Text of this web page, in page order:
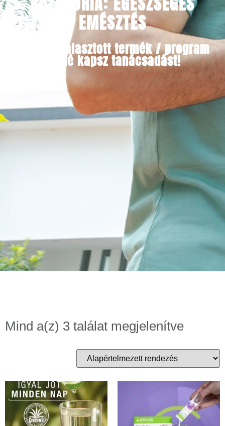
EMÉSZTÉS
Minden választott termék / program
mellé kapsz tanácsadást!​
Mind a(z) 3 találat megjelenítve